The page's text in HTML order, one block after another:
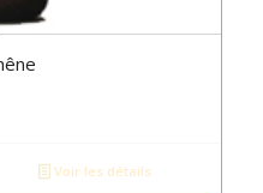
Voir les détails